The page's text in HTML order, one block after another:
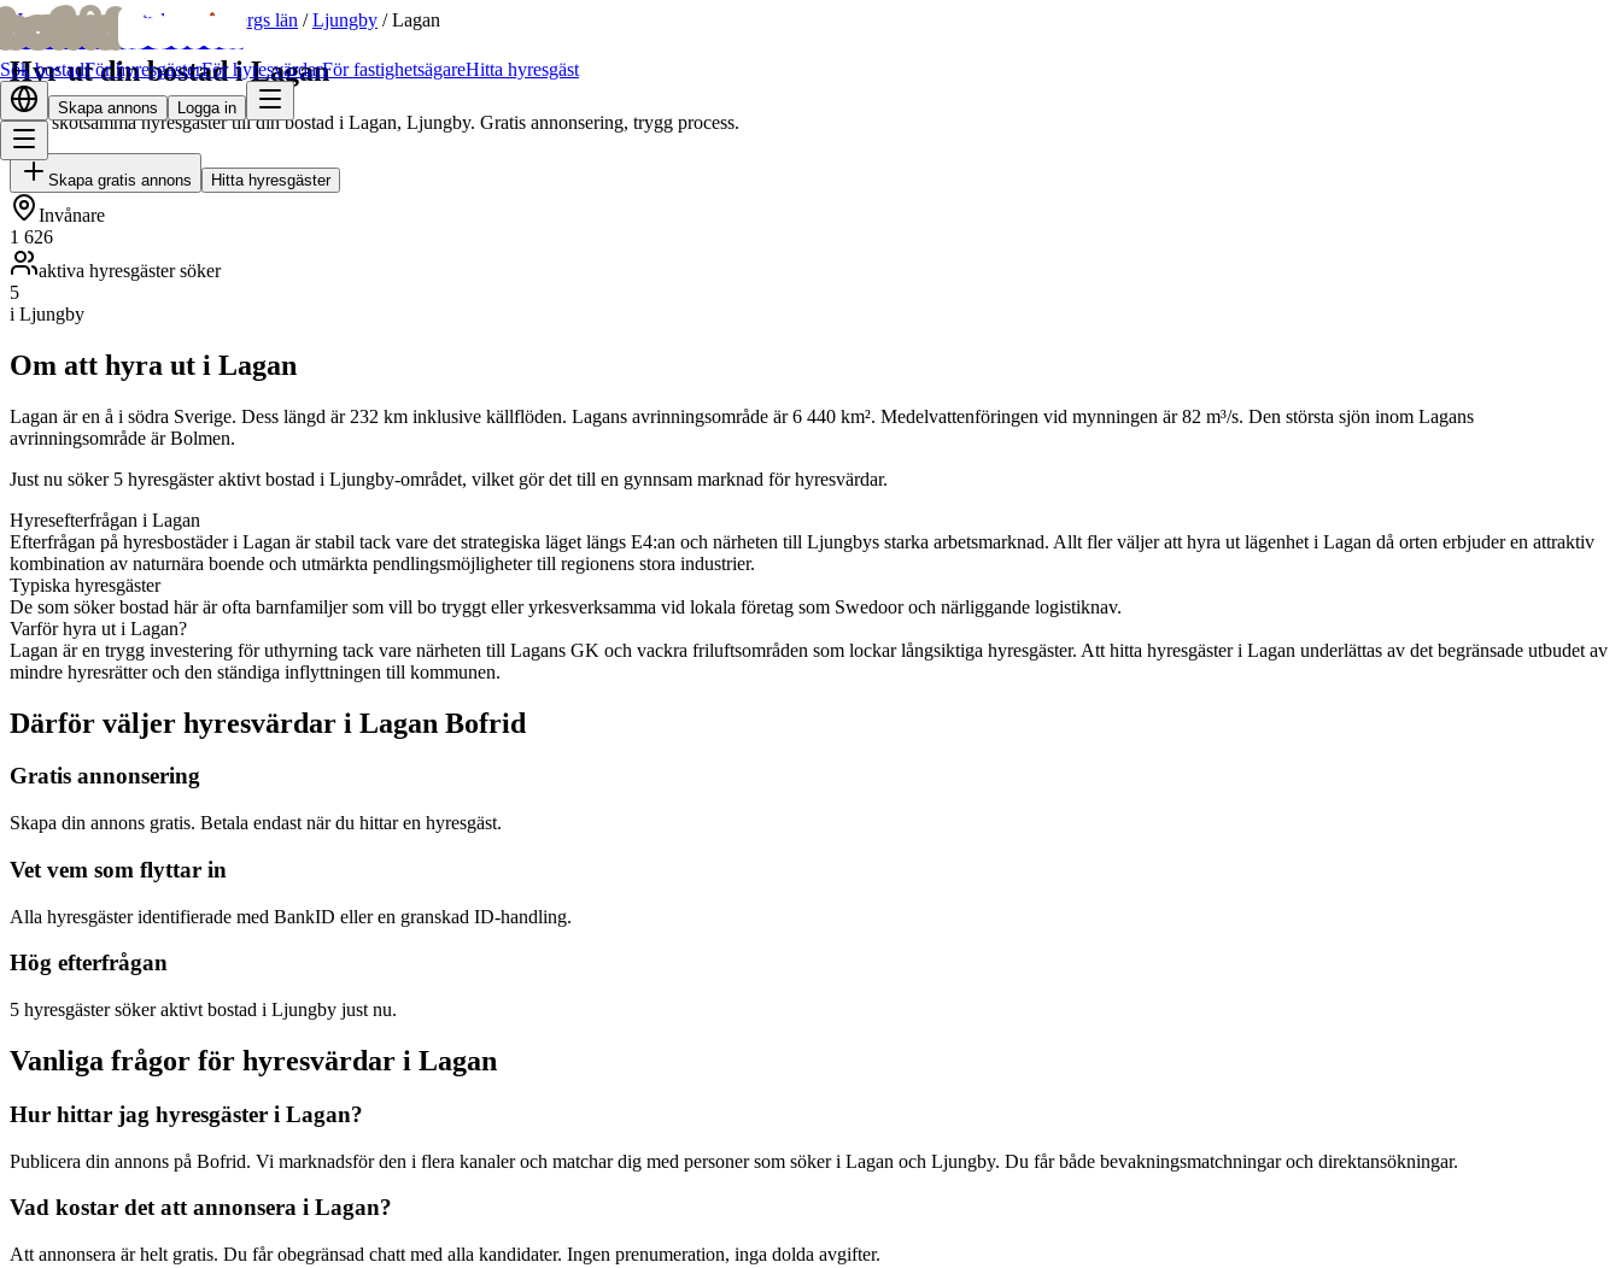
bofridbofrid
Sök bostadFör hyresgästerFör hyresvärdarFör fastighetsägareHitta hyresgäst
Skapa annons Logga in
Hem/ Hyr ut bostad Kronobergs län /Ljungby /Lagan
Hyr ut din bostad i Lagan
Hitta skötsamma hyresgäster till din bostad i Lagan, Ljungby. Gratis annonsering, trygg process.
Skapa gratis annons Hitta hyresgäster
Invånare
1 626
aktiva hyresgäster söker
5
i Ljungby
Om att hyra ut i Lagan
Lagan är en å i södra Sverige. Dess längd är 232 km inklusive källflöden. Lagans avrinningsområde är 6 440 km². Medelvattenföringen vid mynningen är 82 m³/s. Den största sjön inom Lagans
avrinningsområde är Bolmen.
Just nu söker 5 hyresgäster aktivt bostad i Ljungby-området, vilket gör det till en gynnsam marknad för hyresvärdar.
Hyresefterfrågan i Lagan
Efterfrågan på hyresbostäder i Lagan är stabil tack vare det strategiska läget längs E4:an och närheten till Ljungbys starka arbetsmarknad. Allt fler väljer att hyra ut lägenhet i Lagan då orten erbjuder en attraktiv
kombination av naturnära boende och utmärkta pendlingsmöjligheter till regionens stora industrier.
Typiska hyresgäster
De som söker bostad här är ofta barnfamiljer som vill bo tryggt eller yrkesverksamma vid lokala företag som Swedoor och närliggande logistiknav.
Varför hyra ut i Lagan?
Lagan är en trygg investering för uthyrning tack vare närheten till Lagans GK och vackra friluftsområden som lockar långsiktiga hyresgäster. Att hitta hyresgäster i Lagan underlättas av det begränsade utbudet av
mindre hyresrätter och den ständiga inflyttningen till kommunen.
Därför väljer hyresvärdar i Lagan Bofrid
Gratis annonsering
Skapa din annons gratis. Betala endast när du hittar en hyresgäst.
Vet vem som flyttar in
Alla hyresgäster identifierade med BankID eller en granskad ID-handling.
Hög efterfrågan
5 hyresgäster söker aktivt bostad i Ljungby just nu.
Vanliga frågor för hyresvärdar i Lagan
Hur hittar jag hyresgäster i Lagan?
Publicera din annons på Bofrid. Vi marknadsför den i flera kanaler och matchar dig med personer som söker i Lagan och Ljungby. Du får både bevakningsmatchningar och direktansökningar.
Vad kostar det att annonsera i Lagan?
Att annonsera är helt gratis. Du får obegränsad chatt med alla kandidater. Ingen prenumeration, inga dolda avgifter.